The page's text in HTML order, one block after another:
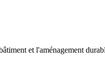
et l'aménagement